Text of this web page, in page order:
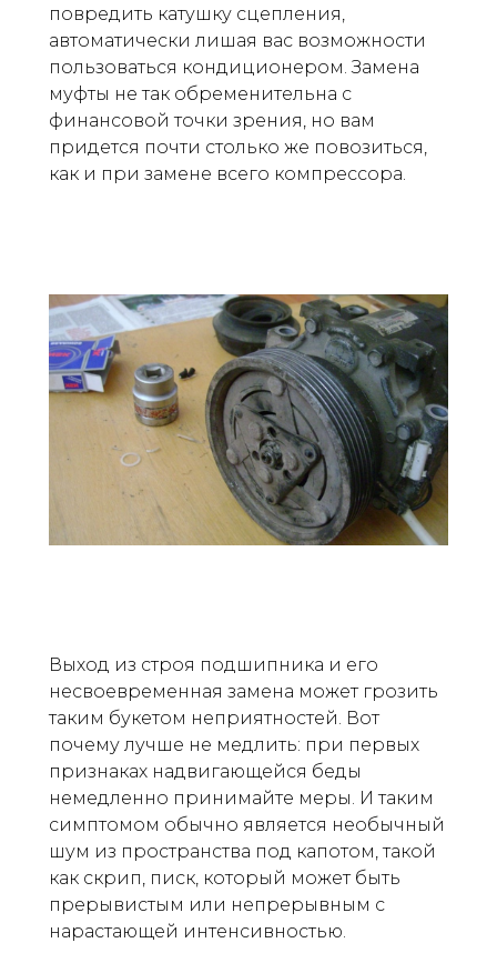
повредить катушку сцепления,
автоматически лишая вас возможности
пользоваться кондиционером. Замена
муфты не так обременительна с
финансовой точки зрения, но вам
придется почти столько же повозиться,
как и при замене всего компрессора.
Выход из строя подшипника и его
несвоевременная замена может грозить
таким букетом неприятностей. Вот
почему лучше не медлить: при первых
признаках надвигающейся беды
немедленно принимайте меры. И таким
симптомом обычно является необычный
шум из пространства под капотом, такой
как скрип, писк, который может быть
прерывистым или непрерывным с
нарастающей интенсивностью.